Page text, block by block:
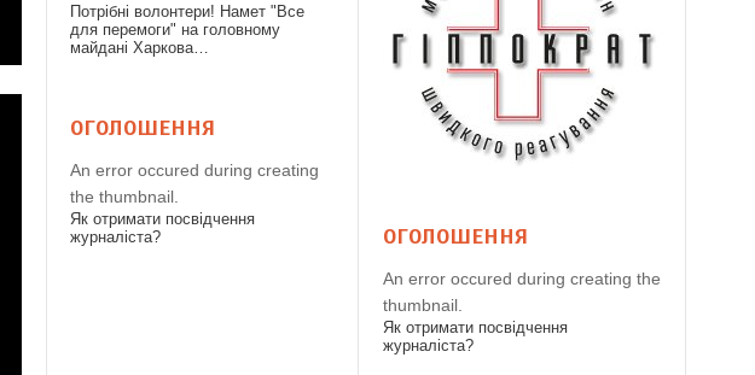
Потрібні волонтери! Намет "Все
для перемоги" на головному
майдані Харкова…
ОГОЛОШЕННЯ
An error occured during creating
the thumbnail.
Як отримати посвідчення
журналіста?
ОГОЛОШЕННЯ
An error occured during creating the
thumbnail.
Як отримати посвідчення
журналіста?